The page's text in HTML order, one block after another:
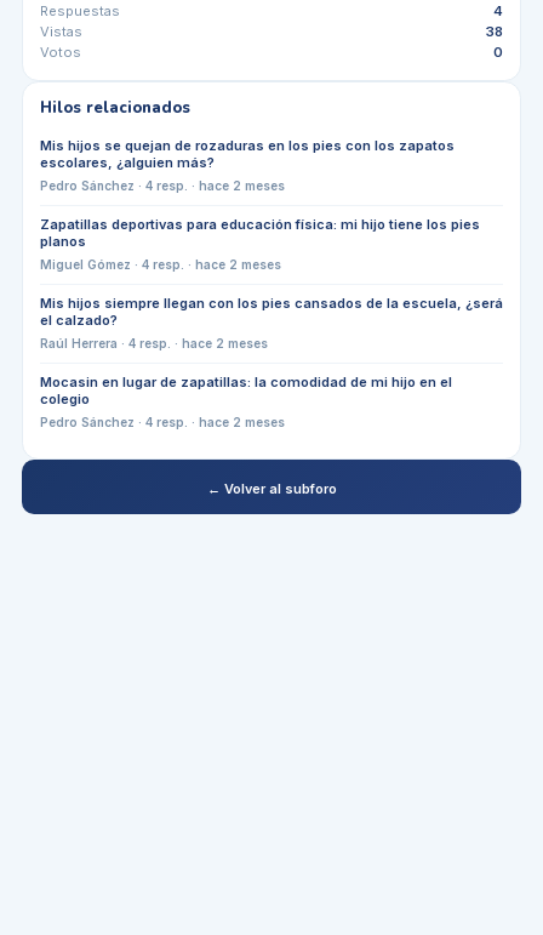
Respuestas
4
Vistas
38
Votos
0
Hilos relacionados
Mis hijos se quejan de rozaduras en los pies con los zapatos
escolares, ¿alguien más?
Pedro Sánchez · 4resp. · hace 2 meses
Zapatillas deportivas para educación física: mi hijo tiene los pies
planos
Miguel Gómez · 4resp. · hace 2 meses
Mis hijos siempre llegan con los pies cansados de la escuela, ¿será
el calzado?
Raúl Herrera · 4resp. · hace 2 meses
Mocasin en lugar de zapatillas: la comodidad de mi hijo en el
colegio
Pedro Sánchez · 4resp. · hace 2 meses
← Volver al subforo